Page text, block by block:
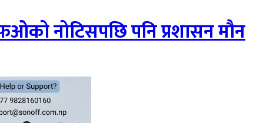
नोटिसपछि पनि प्रशासन मौन